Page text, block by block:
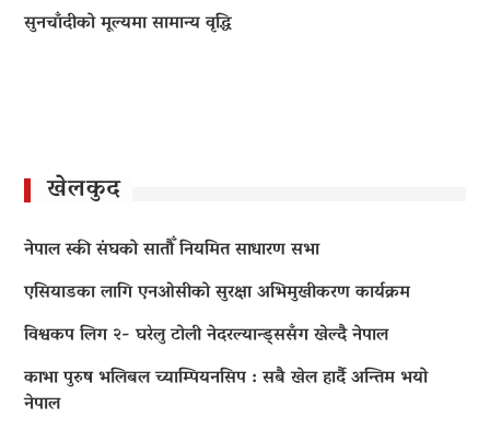
सुनचाँदीको मूल्यमा सामान्य वृद्धि
खेलकुद
नेपाल स्की संघको सातौँ नियमित साधारण सभा
एसियाडका लागि एनओसीको सुरक्षा अभिमुखीकरण कार्यक्रम
विश्वकप लिग २- घरेलु टोली नेदरल्यान्ड्ससँग खेल्दै नेपाल
काभा पुरुष भलिबल च्याम्पियनसिप : सबै खेल हार्दै अन्तिम भयो
नेपाल